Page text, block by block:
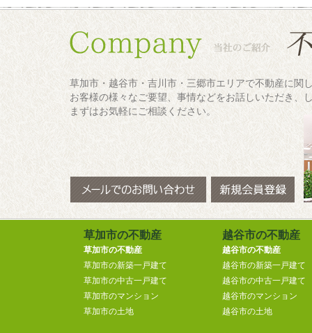
草加市・越谷市・吉川市・三郷市エリアで不動産に関
お客様の様々なご要望、事情などをお話しいただき、
まずはお気軽にご相談ください。
草加市の不動産
草加市の不動産
草加市の新築一戸建て
草加市の中古一戸建て
草加市のマンション
草加市の土地
越谷市の不動産
越谷市の不動産
越谷市の新築一戸建て
越谷市の中古一戸建て
越谷市のマンション
越谷市の土地